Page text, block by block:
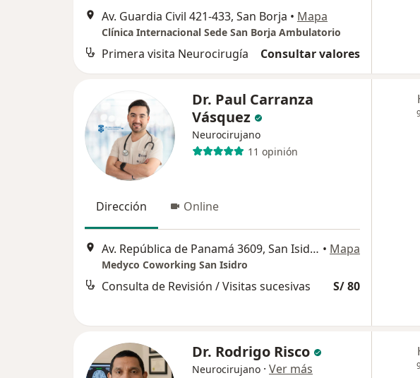
Av. Guardia Civil 421-433, San Borja • Mapa
Clínica Internacional Sede San Borja Ambulatorio
Primera visita Neurocirugía Consultar valores
Dr. Paul Carranza
Vásquez
Neurocirujano
11 opinión
Dirección Online
Av. República de Panamá 3609, San Isidro • Mapa
Medyco Coworking San Isidro
Consulta de Revisión / Visitas sucesivas S/ 80
Dr. Rodrigo Risco
Neurocirujano · Ver más